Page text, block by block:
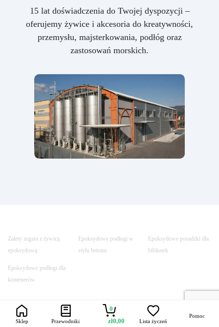
15 lat doświadczenia do Twojej dyspozycji –
oferujemy żywice i akcesoria do kreatywności,
przemysłu, majsterkowania, podłóg oraz
zastosowań morskich.
Zalety zegara z żywicą
epoksydową
Epoksydowe podłogi w
stylu betonu
Epoksydowe posadzki dla
bibliotek
Epoksydowe podłogi dla
kontenerów
Trustpilot Szybka dostawa
Bezpieczne
Uczynione
Sklep Przewodniki
0
zł0,00 Lista życzeń
Pomoc